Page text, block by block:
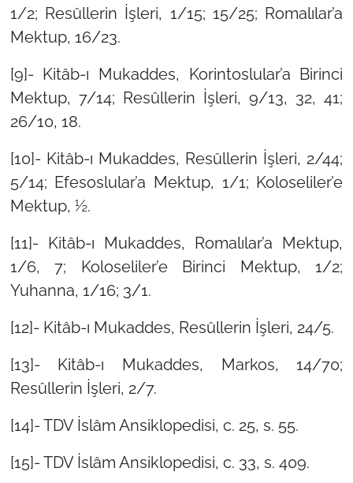
1/2; Resûllerin İşleri, 1/15; 15/25; Romalılar’a
Mektup, 16/23.
[9]- Kitâb-ı Mukaddes, Korintoslular’a Birinci
Mektup, 7/14; Resûllerin İşleri, 9/13, 32, 41;
26/10, 18.
[10]- Kitâb-ı Mukaddes, Resûllerin İşleri, 2/44;
5/14; Efesoslular’a Mektup, 1/1; Koloseliler’e
Mektup, ½.
[11]- Kitâb-ı Mukaddes, Romalılar’a Mektup,
1/6, 7; Koloseliler’e Birinci Mektup, 1/2;
Yuhanna, 1/16; 3/1.
[12]- Kitâb-ı Mukaddes, Resûllerin İşleri, 24/5.
[13]- Kitâb-ı Mukaddes, Markos, 14/70;
Resûllerin İşleri, 2/7.
[14]- TDV İslâm Ansiklopedisi, c. 25, s. 55.
[15]- TDV İslâm Ansiklopedisi, c. 33, s. 409.